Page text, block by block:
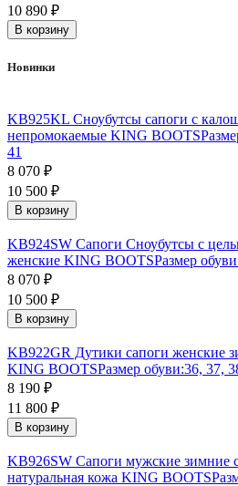
10 890 ₽
В корзину
Новинки
KB925KL Сноубутсы сапоги с
непромокаемые KING BOOTS
41
8 070 ₽
10 500 ₽
В корзину
KB924SW Сапоги Сноубутсы с
женские KING BOOTSРазмер
8 070 ₽
10 500 ₽
В корзину
KB922GR Дутики сапоги женские
KING BOOTSРазмер обуви:36, 37,
8 190 ₽
11 800 ₽
В корзину
KB926SW Сапоги мужские зимние
натуральная кожа KING BOOTS